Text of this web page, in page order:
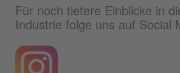
Für noch tiefere Einblicke in
Industrie folge uns auf Social